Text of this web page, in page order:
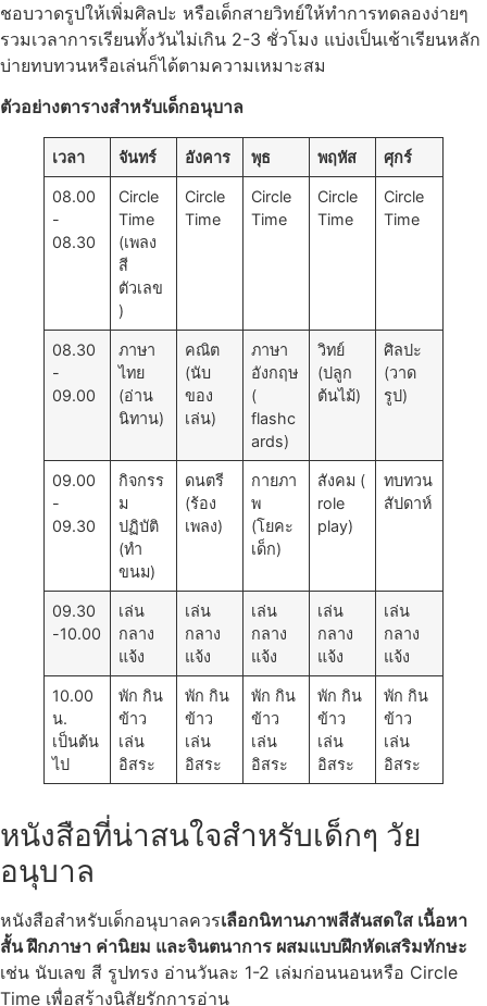
ชอบวาดรูปให้เพิ่มศิลปะ หรือเด็กสายวิทย์ให้ทำการทดลองง่ายๆ
รวมเวลาการเรียนทั้งวันไม่เกิน 2-3 ชั่วโมง แบ่งเป็นเช้าเรียนหลัก
บ่ายทบทวนหรือเล่นก็ได้ตามความเหมาะสม
ตัวอย่างตารางสำหรับเด็กอนุบาล
เวลา จันทร์ อังคาร พุธ พฤหัส ศุกร์
08.00
-
08.30
Circle
Time
(เพลง
สี
ตัวเลข
)
Circle
Time
Circle
Time
Circle
Time
Circle
Time
08.30
-
09.00
ภาษา
ไทย
(อ่าน
นิทาน)
คณิต
(นับ
ของ
เล่น)
ภาษา
อังกฤษ
(
flashc
ards)
วิทย์
(ปลูก
ต้นไม้)
ศิลปะ
(วาด
รูป)
09.00
-
09.30
กิจกรร
ม
ปฏิบัติ
(ทำ
ขนม)
ดนตรี
(ร้อง
เพลง)
กายภา
พ
(โยคะ
เด็ก)
สังคม (
role
play)
ทบทวน
สัปดาห์
09.30
-10.00
เล่น
กลาง
แจ้ง
เล่น
กลาง
แจ้ง
เล่น
กลาง
แจ้ง
เล่น
กลาง
แจ้ง
เล่น
กลาง
แจ้ง
10.00
น.
เป็นต้น
ไป
พัก กิน
ข้าว
เล่น
อิสระ
พัก กิน
ข้าว
เล่น
อิสระ
พัก กิน
ข้าว
เล่น
อิสระ
พัก กิน
ข้าว
เล่น
อิสระ
พัก กิน
ข้าว
เล่น
อิสระ
หนังสือที่น่าสนใจสำหรับเด็กๆ วัย
อนุบาล
หนังสือสำหรับเด็กอนุบาลควรเลือกนิทานภาพสีสันสดใส เนื้อหา
สั้น ฝึกภาษา ค่านิยม และจินตนาการ ผสมแบบฝึกหัดเสริมทักษะ
เช่น นับเลข สี รูปทรง อ่านวันละ 1-2 เล่มก่อนนอนหรือ Circle
Time เพื่อสร้างนิสัยรักการอ่าน